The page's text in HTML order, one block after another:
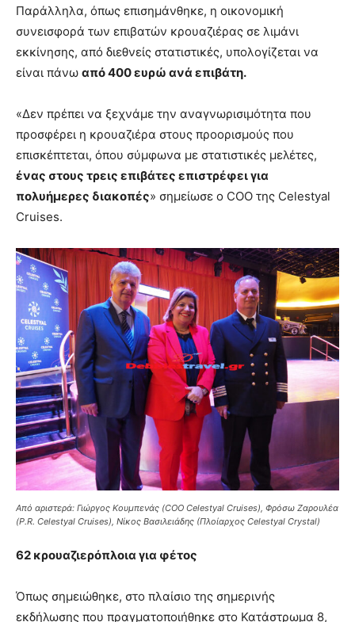
Παράλληλα, όπως επισημάνθηκε, η οικονομική
συνεισφορά των επιβατών κρουαζιέρας σε λιμάνι
εκκίνησης, από διεθνείς στατιστικές, υπολογίζεται να
είναι πάνω από 400 ευρώ ανά επιβάτη.
«Δεν πρέπει να ξεχνάμε την αναγνωρισιμότητα που
προσφέρει η κρουαζιέρα στους προορισμούς που
επισκέπτεται, όπου σύμφωνα με στατιστικές μελέτες,
ένας στους τρεις επιβάτες επιστρέφει για
πολυήμερες διακοπές» σημείωσε ο COO της Celestyal
Cruises.
Από αριστερά: Γιώργος Κουμπενάς (COO Celestyal Cruises), Φρόσω Ζαρουλέα
(P.R. Celestyal Cruises), Νίκος Βασιλειάδης (Πλοίαρχος Celestyal Crystal)
62 κρουαζιερόπλοια για φέτος
Όπως σημειώθηκε, στο πλαίσιο της σημερινής
εκδήλωσης που πραγματοποιήθηκε στο Κατάστρωμα 8,